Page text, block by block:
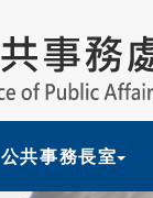
公共事務長室